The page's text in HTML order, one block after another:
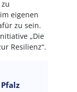
eigenen
zu sein.
„Die
Resilienz“.